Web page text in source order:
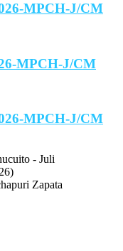
MPCH-J/CM
MPCH-J/CM
MPCH-J/CM
- Juli
Zapata